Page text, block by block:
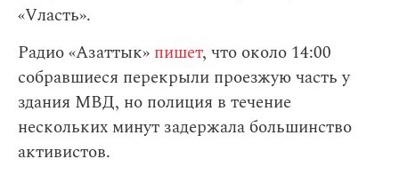
«Vласть».
Радио «Азаттык» пишет, что около 14:00
собравшиеся перекрыли проезжую часть у
здания МВД, но полиция в течение
нескольких минут задержала большинство
активистов.